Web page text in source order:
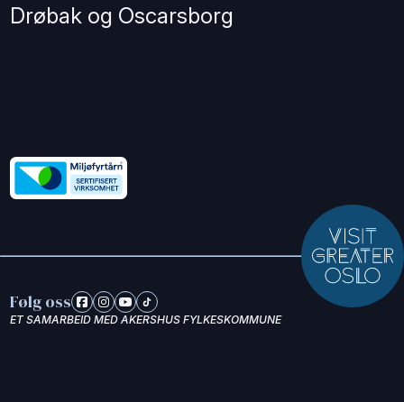
Drøbak og Oscarsborg
Følg oss
ET SAMARBEID MED AKERSHUS FYLKESKOMMUNE